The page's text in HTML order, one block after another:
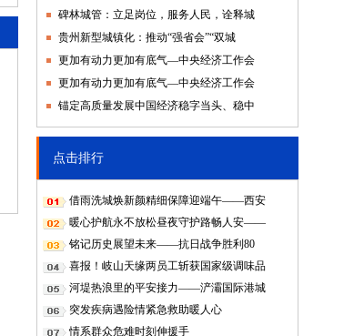
碑林城管：立足岗位，服务人民，诠释城
贵州新型城镇化：推动“强省会”“双城
更加有动力更加有底气—中央经济工作会
更加有动力更加有底气—中央经济工作会
锚定高质量发展中国经济稳字当头、稳中
点击排行
借雨洗城焕新颜精细保障迎端午——西安
暖心护航永不放松昼夜守护路畅人安——
铭记历史展望未来——抗日战争胜利80
喜报！岐山天缘两员工斩获国家级调味品
河堤热浪里的平安接力——浐灞国际港城
突发疾病遇险情紧急救助暖人心
情系群众危难时刻伸援手